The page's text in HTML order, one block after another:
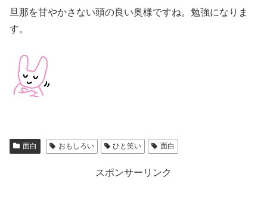
旦那を甘やかさない頭の良い奥様ですね。勉強になりま
す。
面白 おもしろい ひと笑い 面白
スポンサーリンク